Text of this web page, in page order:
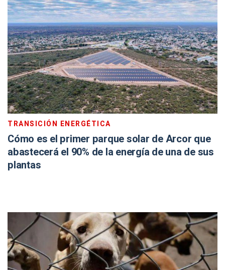
TRANSICIÓN ENERGÉTICA
Cómo es el primer parque solar de Arcor que
abastecerá el 90% de la energía de una de sus
plantas